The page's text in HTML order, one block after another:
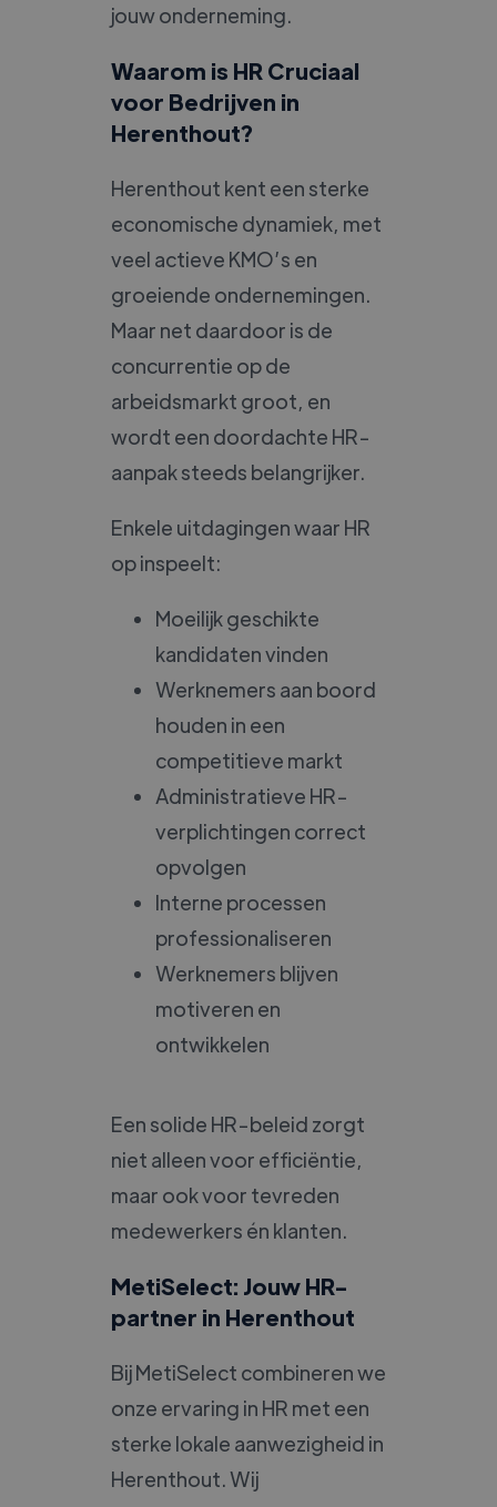
jouw onderneming.
Waarom is HR Cruciaal
voor Bedrijven in
Herenthout?
Herenthout kent een sterke
economische dynamiek, met
veel actieve KMO’s en
groeiende ondernemingen.
Maar net daardoor is de
concurrentie op de
arbeidsmarkt groot, en
wordt een doordachte HR-
aanpak steeds belangrijker.
Enkele uitdagingen waar HR
op inspeelt:
Moeilijk geschikte
kandidaten vinden
Werknemers aan boord
houden in een
competitieve markt
Administratieve HR-
verplichtingen correct
opvolgen
Interne processen
professionaliseren
Werknemers blijven
motiveren en
ontwikkelen
Een solide HR-beleid zorgt
niet alleen voor efficiëntie,
maar ook voor tevreden
medewerkers én klanten.
MetiSelect: Jouw HR-
partner in Herenthout
Bij MetiSelect combineren we
onze ervaring in HR met een
sterke lokale aanwezigheid in
Herenthout. Wij